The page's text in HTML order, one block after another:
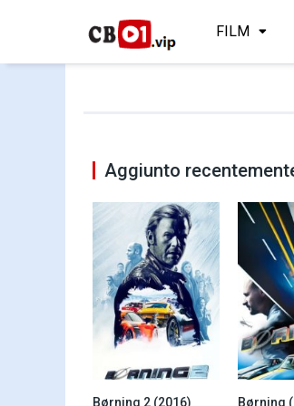
FILM
Aggiunto
Børning 2 (2016) Børning